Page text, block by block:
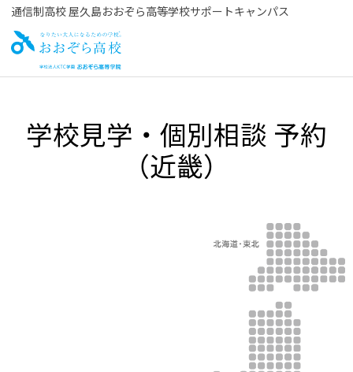
通信制高校 屋久島おおぞら高等学校サポートキャンパス
お
おぞら高校
学校見学・個別相談 予約
（近畿）